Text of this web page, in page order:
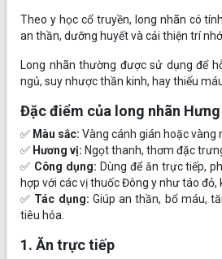
Theo y học cổ truyền, long nhãn có
an thần, dưỡng huyết và cải thiện trí
Long nhãn thường được sử dụng để
ngủ, suy nhược thần kinh, hay thiếu
Đặc điểm của long nhãn Hưng
✅ Màu sắc: Vàng cánh gián hoặc vàng
✅ Hương vị: Ngọt thanh, thơm đặc
✅ Công dụng: Dùng để ăn trực tiếp,
hợp với các vị thuốc Đông y như táo đỏ,
✅ Tác dụng: Giúp an thần, bổ máu,
tiêu hóa.
1. Ăn trực tiếp